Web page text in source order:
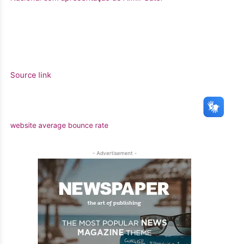
Source link
website average bounce rate
- Advertisement -